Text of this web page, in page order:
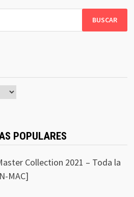
POPULARES
Collection 2021 – Toda la
MAC]